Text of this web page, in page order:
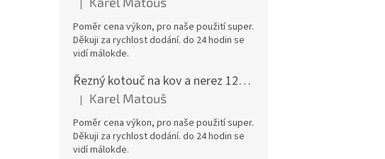
Hodnocení produktu je 5 z 5 hvězdiček.
|
Poměr cena výkon, pro naše použití super.
Děkuji za rychlost dodání. do 24 hodin se
vidí málokde.
Řezný kotouč na kov a nerez 125x1,0x22 A46T6BF, balení 25ks
Hodnocení produktu je 5 z 5 hvězdiček.
| Karel Matouš
Poměr cena výkon, pro naše použití super.
Děkuji za rychlost dodání. do 24 hodin se
vidí málokde.